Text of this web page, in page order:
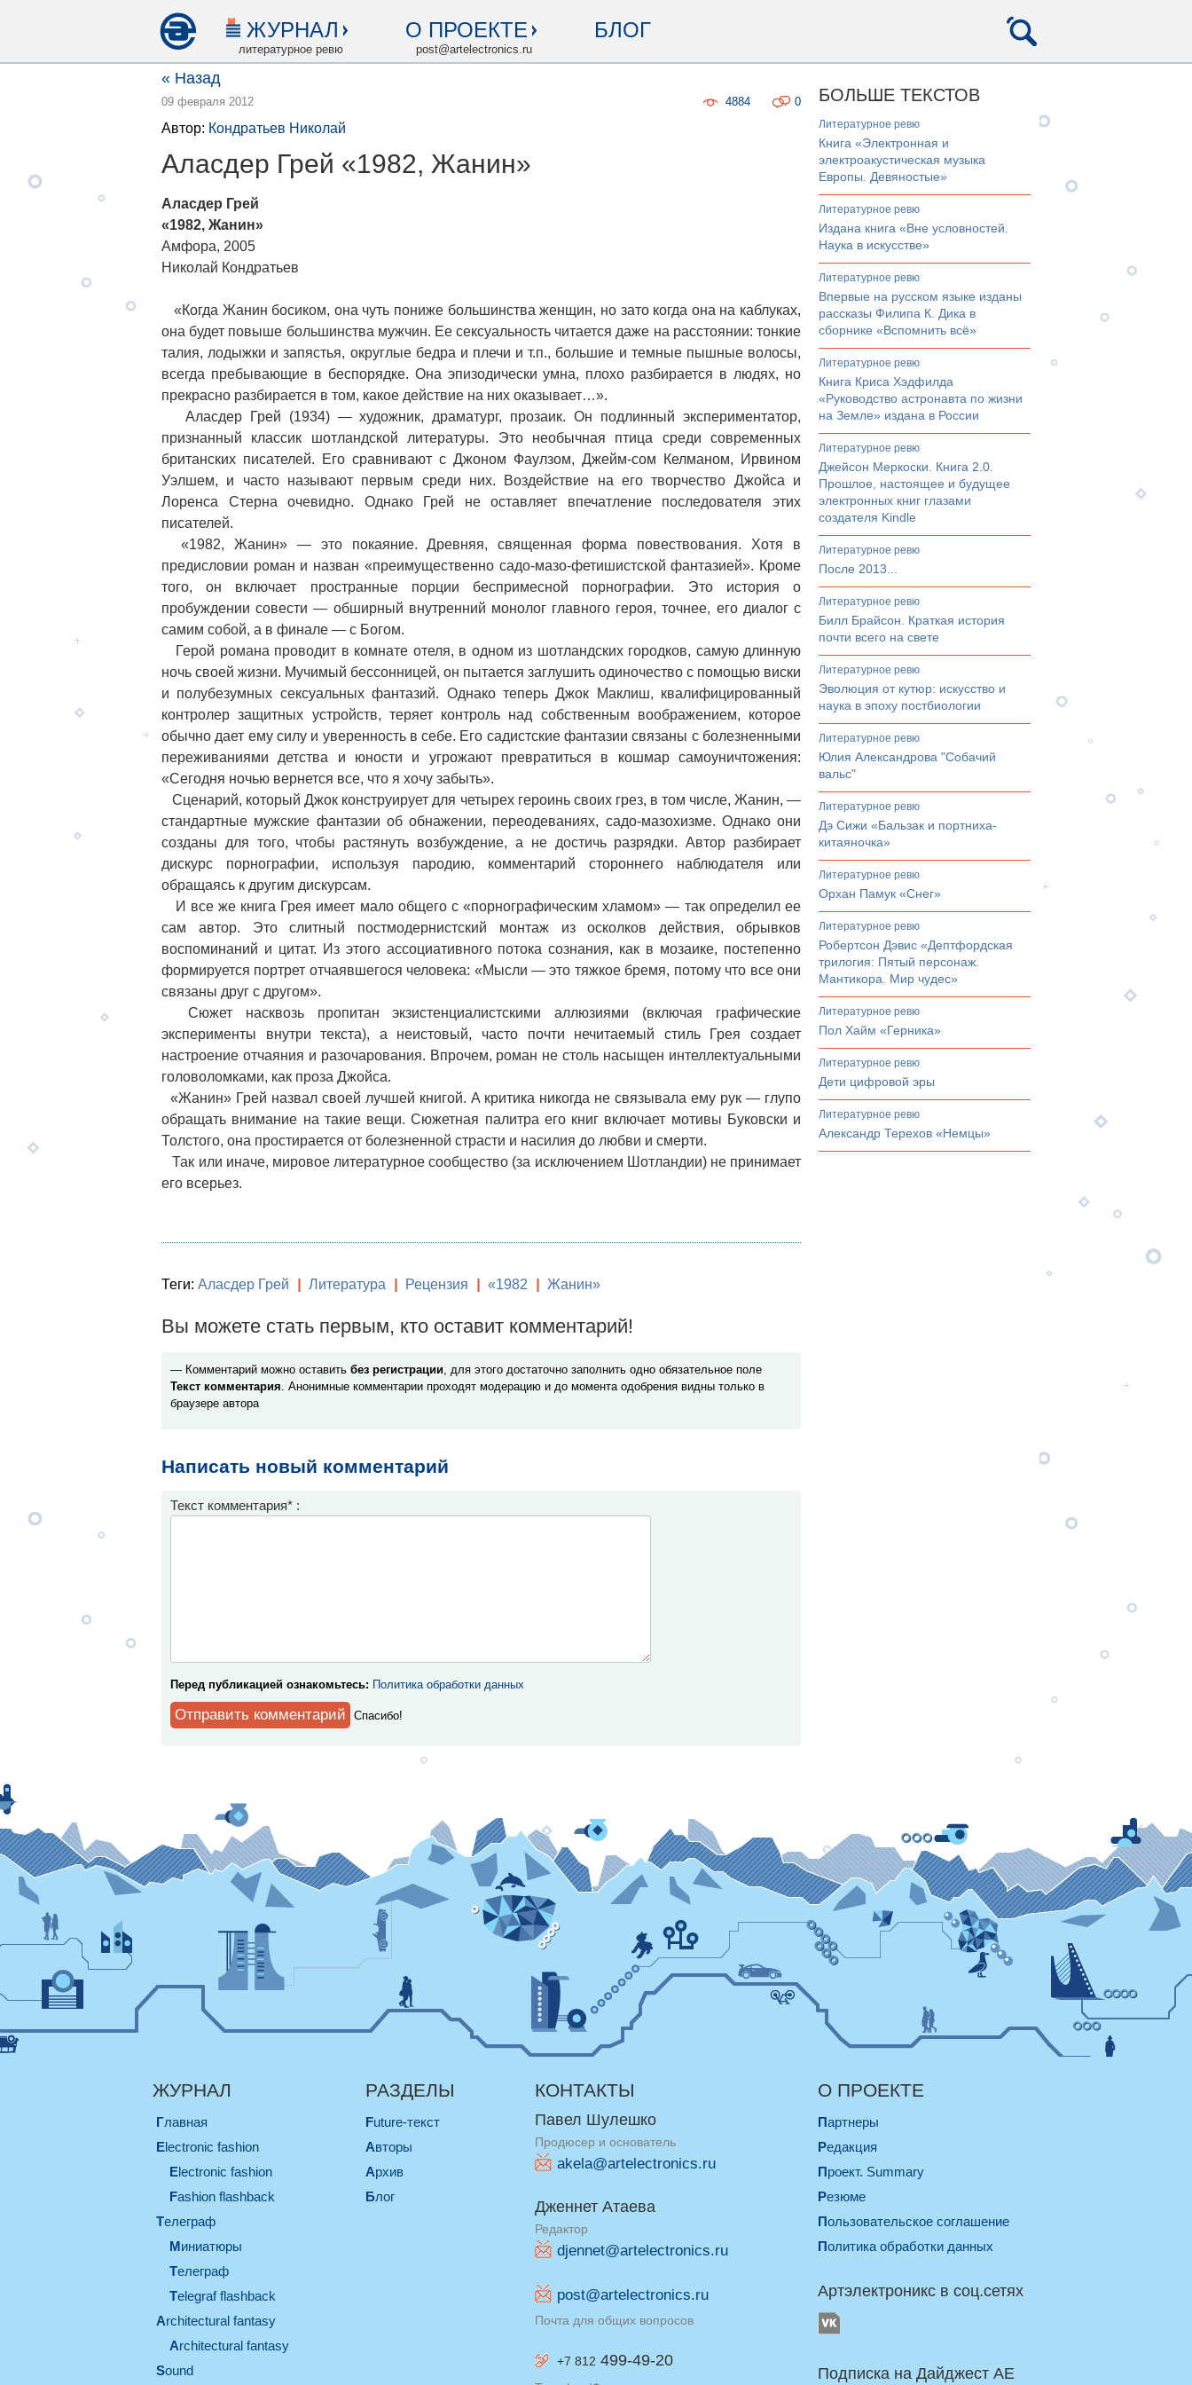
ЖУРНАЛ
литературное ревю
О ПРОЕКТЕ
post@artelectronics.ru
БЛОГ
« Назад
09 февраля 2012 0
4884
Автор: Кондратьев Николай
Аласдер Грей «1982, Жанин»
Аласдер Грей
«1982, Жанин»
Амфора, 2005
Николай Кондратьев
«Когда Жанин босиком, она чуть пониже большинства женщин, но зато когда она на каблуках,
она будет повыше большинства мужчин. Ее сексуальность читается даже на расстоянии: тонкие
талия, лодыжки и запястья, округлые бедра и плечи и т.п., большие и темные пышные волосы,
всегда пребывающие в беспорядке. Она эпизодически умна, плохо разбирается в людях, но
прекрасно разбирается в том, какое действие на них оказывает…».
Аласдер Грей (1934) — художник, драматург, прозаик. Он подлинный экспериментатор,
признанный классик шотландской литературы. Это необычная птица среди современных
британских писателей. Его сравнивают с Джоном Фаулзом, Джейм-сом Келманом, Ирвином
Уэлшем, и часто называют первым среди них. Воздействие на его творчество Джойса и
Лоренса Стерна очевидно. Однако Грей не оставляет впечатление последователя этих
писателей.
«1982, Жанин» — это покаяние. Древняя, священная форма повествования. Хотя в
предисловии роман и назван «преимущественно садо-мазо-фетишистской фантазией». Кроме
того, он включает пространные порции беспримесной порнографии. Это история о
пробуждении совести — обширный внутренний монолог главного героя, точнее, его диалог с
самим собой, а в финале — с Богом.
Герой романа проводит в комнате отеля, в одном из шотландских городков, самую длинную
ночь своей жизни. Мучимый бессонницей, он пытается заглушить одиночество с помощью виски
и полубезумных сексуальных фантазий. Однако теперь Джок Маклиш, квалифицированный
контролер защитных устройств, теряет контроль над собственным воображением, которое
обычно дает ему силу и уверенность в себе. Его садистские фантазии связаны с болезненными
переживаниями детства и юности и угрожают превратиться в кошмар самоуничтожения:
«Сегодня ночью вернется все, что я хочу забыть».
Сценарий, который Джок конструирует для четырех героинь своих грез, в том числе, Жанин, —
стандартные мужские фантазии об обнажении, переодеваниях, садо-мазохизме. Однако они
созданы для того, чтобы растянуть возбуждение, а не достичь разрядки. Автор разбирает
дискурс порнографии, используя пародию, комментарий стороннего наблюдателя или
обращаясь к другим дискурсам.
И все же книга Грея имеет мало общего с «порнографическим хламом» — так определил ее
сам автор. Это слитный постмодернистский монтаж из осколков действия, обрывков
воспоминаний и цитат. Из этого ассоциативного потока сознания, как в мозаике, постепенно
формируется портрет отчаявшегося человека: «Мысли — это тяжкое бремя, потому что все они
связаны друг с другом».
Сюжет насквозь пропитан экзистенциалистскими аллюзиями (включая графические
эксперименты внутри текста), а неистовый, часто почти нечитаемый стиль Грея создает
настроение отчаяния и разочарования. Впрочем, роман не столь насыщен интеллектуальными
головоломками, как проза Джойса.
«Жанин» Грей назвал своей лучшей книгой. А критика никогда не связывала ему рук — глупо
обращать внимание на такие вещи. Сюжетная палитра его книг включает мотивы Буковски и
Толстого, она простирается от болезненной страсти и насилия до любви и смерти.
Так или иначе, мировое литературное сообщество (за исключением Шотландии) не принимает
его всерьез.
Теги: Аласдер Грей Литература Рецензия «1982 Жанин»
Вы можете стать первым, кто оставит комментарий!
— Комментарий можно оставить без регистрации, для этого достаточно заполнить одно обязательное поле
Текст комментария. Анонимные комментарии проходят модерацию и до момента одобрения видны только в
браузере автора
Написать новый комментарий
Текст комментария* :
Перед публикацией ознакомьтесь: Политика обработки данных
Спaсибо!
БОЛЬШЕ ТЕКСТОВ
литературное ревю
Книга «Электронная и
электроакустическая музыка
Европы. Девяностые»
литературное ревю
Издана книга «Вне условностей.
Наука в искусстве»
литературное ревю
Впервые на русском языке изданы
рассказы Филипа К. Дика в
сборнике «Вспомнить всё»
литературное ревю
Книга Криса Хэдфилда
«Руководство астронавта по жизни
на Земле» издана в России
литературное ревю
Джейсон Меркоски. Книга 2.0.
Прошлое, настоящее и будущее
электронных книг глазами
создателя Kindle
литературное ревю
После 2013...
литературное ревю
Билл Брайсон. Краткая история
почти всего на свете
литературное ревю
Эволюция от кутюр: искусство и
наука в эпоху постбиологии
литературное ревю
Юлия Александрова "Собачий
вальс"
литературное ревю
Дэ Сижи «Бальзак и портниха-
китаяночка»
литературное ревю
Орхан Памук «Снег»
литературное ревю
Робертсон Дэвис «Дептфордская
трилогия: Пятый персонаж.
Мантикора. Мир чудес»
литературное ревю
Пол Хайм «Герника»
литературное ревю
Дети цифровой эры
литературное ревю
Александр Терехов «Немцы»
ЖУРНАЛ
Главная
electronic fashion
electronic fashion
Fashion flashback
телеграф
миниатюры
телеграф
Telegraf flashback
architectural fantasy
architectural fantasy
sound
РАЗДЕЛЫ
Future-текст
Авторы
Архив
Блог
КОНТАКТЫ
Павел Шулешко
Продюсер и основатель
akela@artelectronics.ru
Дженнет Атаева
Редактор
djennet@artelectronics.ru
post@artelectronics.ru
Почта для общих вопросов
+7 812 499-49-20
О ПРОЕКТЕ
Партнеры
Редакция
Проект. Summary
Резюме
Пользовательское соглашение
Политика обработки данных
Артэлектроникс в соц.сетях
Подписка на Дайджест AE